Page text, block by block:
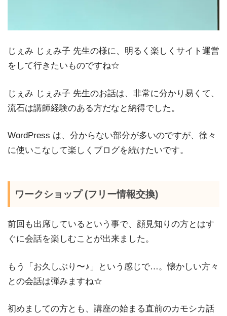
じぇみ じぇみ子 先生の様に、明るく楽しくサイト運営
をして行きたいものですね☆
じぇみ じぇみ子 先生のお話は、非常に分かり易くて、
流石は講師経験のある方だなと納得でした。
WordPress は、分からない部分が多いのですが、徐々
に使いこなして楽しくブログを続けたいです。
ワークショップ (フリー情報交換)
前回も出席しているという事で、顔見知りの方とはす
ぐに会話を楽しむことが出来ました。
もう「お久しぶり〜♪」という感じで…。懐かしい方々
との会話は弾みますね☆
初めましての方とも、講座の始まる直前のカモシカ話